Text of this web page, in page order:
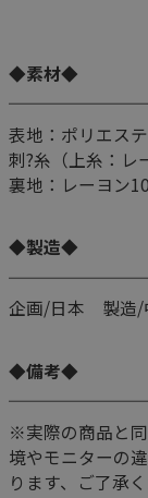
◆素材◆
表地：ポリエス
刺?糸（上糸：レ
裏地：レーヨン
◆製造◆
企画/日本 製造/
◆備考◆
※実際の商品と
境やモニターの
ります、ご了承く